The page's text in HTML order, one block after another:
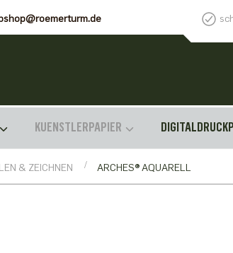
KUENSTLERPAPIER
& ZEICHNEN ARCHES® AQUARELL